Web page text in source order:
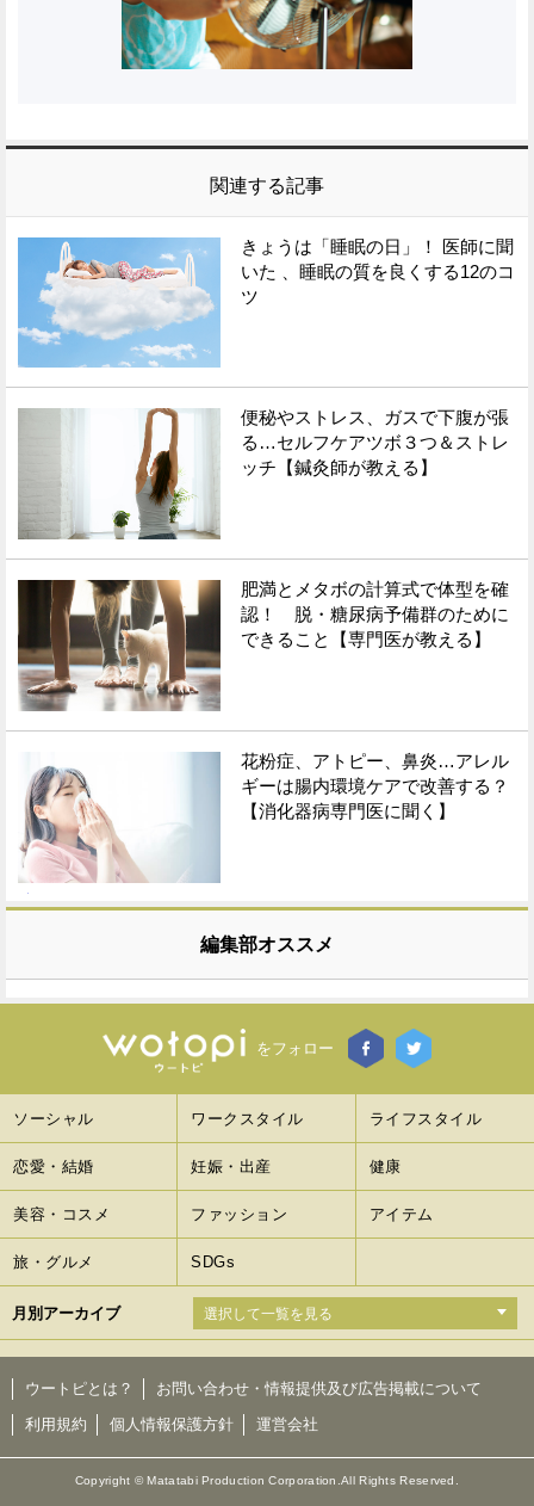
関連する記事
きょうは「睡眠の日」！ 医師に聞
いた 、睡眠の質を良くする12のコ
ツ
便秘やストレス、ガスで下腹が張
る…セルフケアツボ３つ＆ストレ
ッチ【鍼灸師が教える】
肥満とメタボの計算式で体型を確
認！ 脱・糖尿病予備群のために
できること【専門医が教える】
花粉症、アトピー、鼻炎…アレル
ギーは腸内環境ケアで改善する？
【消化器病専門医に聞く】
編集部オススメ
をフォロー
ソーシャル ワークスタイル ライフスタイル
恋愛・結婚 妊娠・出産 健康
美容・コスメ ファッション アイテム
旅・グルメ SDGs
月別アーカイブ
ウートピとは？
お問い合わせ・情報提供及び広告掲載について
利用規約
個人情報保護方針 運営会社
Copyright © Matatabi Production Corporation.All Rights Reserved.